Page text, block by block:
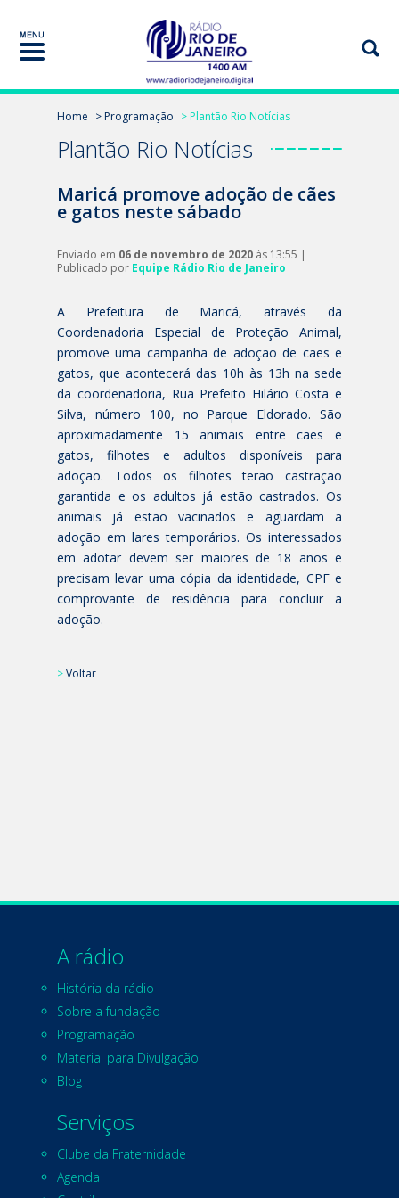
Home > Programação > Plantão Rio Notícias
Plantão Rio Notícias
Maricá promove adoção de cães
e gatos neste sábado
Enviado em 06 de novembro de 2020 às 13:55 |
Publicado por Equipe Rádio Rio de Janeiro
A Prefeitura de Maricá, através da
Coordenadoria Especial de Proteção Animal,
promove uma campanha de adoção de cães e
gatos, que acontecerá das 10h às 13h na sede
da coordenadoria, Rua Prefeito Hilário Costa e
Silva, número 100, no Parque Eldorado. São
aproximadamente 15 animais entre cães e
gatos, filhotes e adultos disponíveis para
adoção. Todos os filhotes terão castração
garantida e os adultos já estão castrados. Os
animais já estão vacinados e aguardam a
adoção em lares temporários. Os interessados
em adotar devem ser maiores de 18 anos e
precisam levar uma cópia da identidade, CPF e
comprovante de residência para concluir a
adoção.
>Voltar
A rádio
História da rádio
Sobre a fundação
Programação
Material para Divulgação
Blog
Serviços
Clube da Fraternidade
Agenda